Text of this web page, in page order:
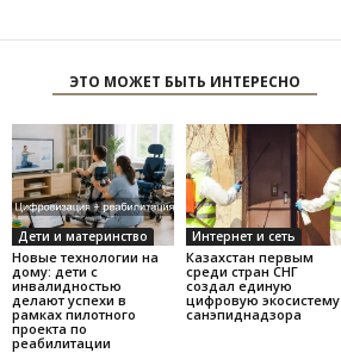
ЭТО МОЖЕТ БЫТЬ ИНТЕРЕСНО
Дети и материнство
Новые технологии на
дому: дети с
инвалидностью
делают успехи в
рамках пилотного
проекта по
реабилитации
Интернет и сеть
Казахстан первым
среди стран СНГ
создал единую
цифровую экосистему
санэпиднадзора